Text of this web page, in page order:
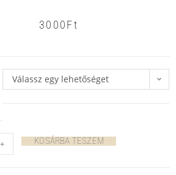
3000Ft
Válassz egy lehetőséget
+ KOSÁRBA TESZEM